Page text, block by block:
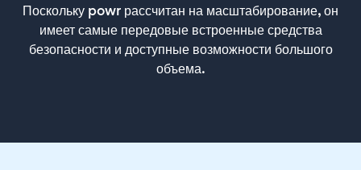
Поскольку powr рассчитан на масштабирование, он
имеет самые передовые встроенные средства
безопасности и доступные возможности большого
объема.